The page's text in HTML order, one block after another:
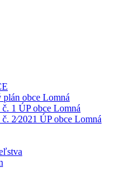
plán obce Lomná
1 ÚP obce Lomná
2⁄2021 ÚP obce Lomná